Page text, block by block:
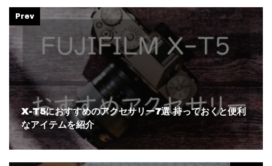
Prev
X-T5におすすめのアクセサリー7選 持っておくと便利
なアイテムを紹介